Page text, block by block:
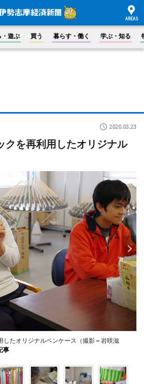
・遊ぶ 買う 暮らす・働く 学ぶ・知る
2020.03.23
クを再利用したオリジナル
したオリジナルペンケース（撮影＝岩咲滋
事